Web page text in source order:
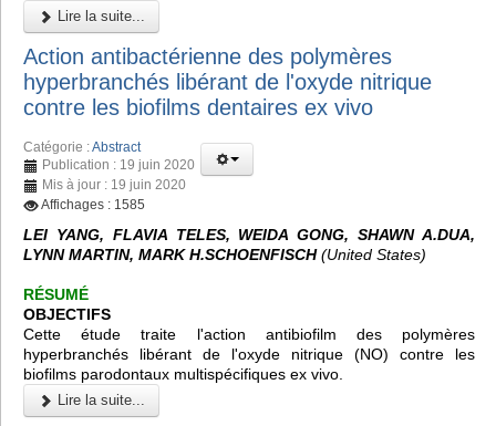
Lire la suite...
Action antibactérienne des polymères
hyperbranchés libérant de l'oxyde nitrique
contre les biofilms dentaires ex vivo
Catégorie :Abstract
Publication : 19 juin 2020
Mis à jour : 19 juin 2020
Affichages : 1585
LEI YANG, FLAVIA TELES, WEIDA GONG, SHAWN A.DUA,
LYNN MARTIN, MARK H.SCHOENFISCH(United States)
RÉSUMÉ
OBJECTIFS
Cette étude traite l'action antibiofilm des polymères
hyperbranchés libérant de l'oxyde nitrique (NO) contre les
biofilms parodontaux multispécifiques ex vivo.
Lire la suite...